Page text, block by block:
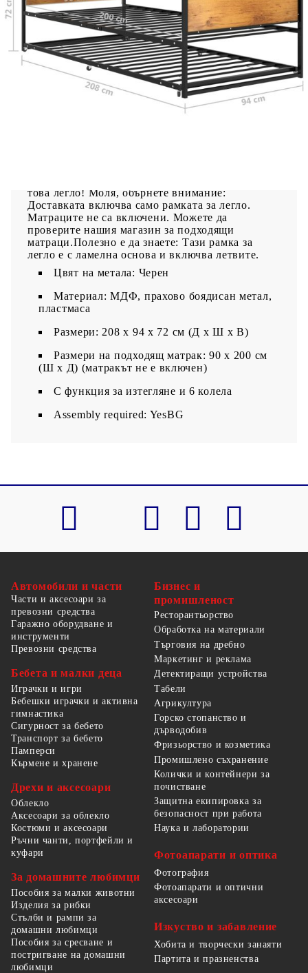
Насладете се на добър нощен сън в тази
многофункционална разтегателна рамка за
легло! С разтегателно долно легло, оборудвано с
6 пластмасови колелца, то може лесно да се
скрие, когато не се използва. Тази метална
рамка за легло максимално използва наличното
пространство, като същевременно осигурява
място за двама души, което я прави идеален
избор за хора с ограничено жилищно
това легло! Моля, обърнете внимание:
Доставката включва само рамката за легло.
Матраците не са включени. Можете да
проверите нашия магазин за подходящи
матраци.Полезно е да знаете: Тази рамка за
легло е с ламелна основа и включва летвите.
Цвят на метала: Черен
Материал: МДФ, прахово боядисан метал,
пластмаса
Размери: 208 x 94 x 72 см (Д x Ш x В)
Размери на подходящ матрак: 90 x 200 см
(Ш x Д) (матракът не е включен)
С функция за изтегляне и 6 колела
Assembly required: YesBG
Автомобили и части
Части и аксесоари за
превозни средства
Гаражно оборудване и
инструменти
Превозни средства
Бебета и малки деца
Играчки и игри
Бебешки играчки и активна
гимнастика
Сигурност за бебето
Транспорт за бебето
Памперси
Кърмене и хранене
Дрехи и аксесоари
Облекло
Аксесоари за облекло
Костюми и аксесоари
Ръчни чанти, портфейли и
куфари
За домашните любимци
Пособия за малки животни
Изделия за рибки
Стълби и рампи за
домашни любимци
Пособия за сресване и
постригване на домашни
любимци
Бизнес и
промишленост
Ресторантьорство
Обработка на материали
Търговия на дребно
Маркетинг и реклама
Детектиращи устройства
Табели
Агрикултура
Горско стопанство и
дърводобив
Фризьорство и козметика
Промишлено съхранение
Колички и контейнери за
почистване
Защитна екипировка за
безопасност при работа
Наука и лаборатории
Фотоапарати и оптика
Фотография
Фотоапарати и оптични
аксесоари
Изкуство и забавление
Хобита и творчески занаяти
Партита и празненства